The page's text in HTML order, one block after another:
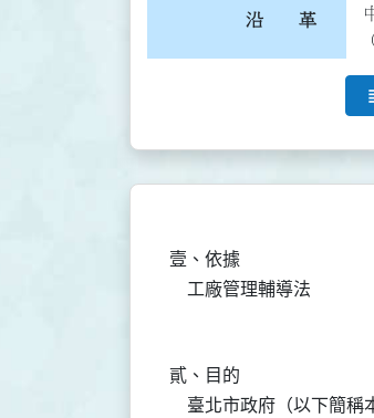
沿 革
壹、依據
貳、目的
臺北市政府（以下簡